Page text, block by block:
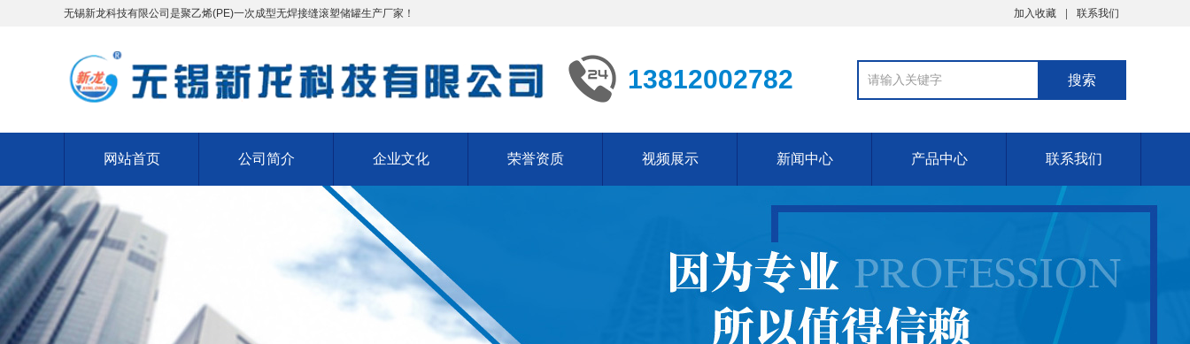
无锡新龙科技有限公司是聚乙烯(PE)一次成型无焊接缝滚塑储罐生产厂家！ 加入收藏 联系我们
13812002782
网站首页 公司简介 企业文化 荣誉资质 视频展示 新闻中心 产品中心 联系我们